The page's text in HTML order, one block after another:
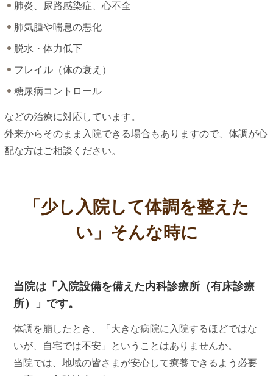
肺炎、尿路感染症、心不全
肺気腫や喘息の悪化
脱水・体力低下
フレイル（体の衰え）
糖尿病コントロール
などの治療に対応しています。
外来からそのまま入院できる場合もありますので、体調が心
配な方はご相談ください。
「少し入院して体調を整えた
い」そんな時に
当院は「入院設備を備えた内科診療所（有床診療
所）」です。
体調を崩したとき、「大きな病院に入院するほどではな
いが、自宅では不安」ということはありませんか。
当院では、地域の皆さまが安心して療養できるよう必要